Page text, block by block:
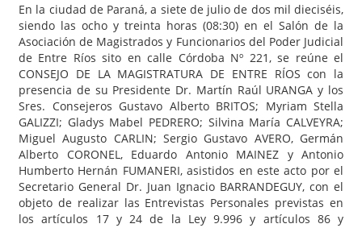
En la ciudad de Paraná, a siete de julio de dos mil dieciséis,
siendo las ocho y treinta horas (08:30) en el Salón de la
Asociación de Magistrados y Funcionarios del Poder Judicial
de Entre Ríos sito en calle Córdoba Nº 221, se reúne el
CONSEJO DE LA MAGISTRATURA DE ENTRE RÍOS con la
presencia de su Presidente Dr. Martín Raúl URANGA y los
Sres. Consejeros Gustavo Alberto BRITOS; Myriam Stella
GALIZZI; Gladys Mabel PEDRERO; Silvina María CALVEYRA;
Miguel Augusto CARLIN; Sergio Gustavo AVERO, Germán
Alberto CORONEL, Eduardo Antonio MAINEZ y Antonio
Humberto Hernán FUMANERI, asistidos en este acto por el
Secretario General Dr. Juan Ignacio BARRANDEGUY, con el
objeto de realizar las Entrevistas Personales previstas en
los artículos 17 y 24 de la Ley 9.996 y artículos 86 y